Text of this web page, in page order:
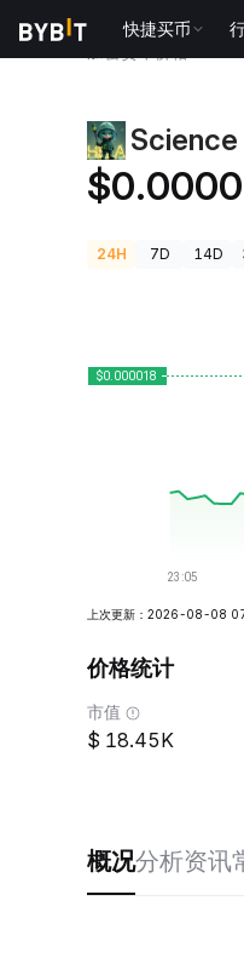
快捷买币
24H 7D 14D
上次更新：2026-08-08
价格统计
市值
18.45K
概况分析资讯